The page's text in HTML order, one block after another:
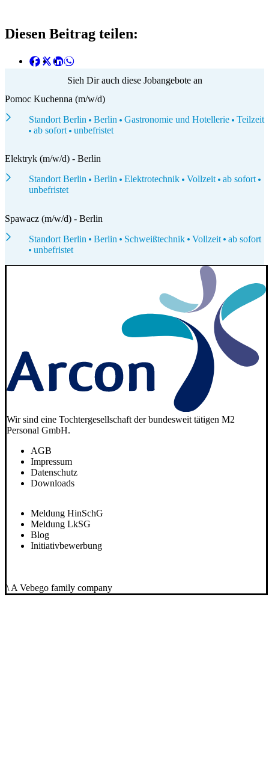
Diesen Beitrag teilen:
Sieh Dir auch diese Jobangebote an
Pomoc Kuchenna (m/w/d)
Standort Berlin
Berlin Gastronomie und Hotellerie
Teilzeit
ab sofort
unbefristet
Elektryk (m/w/d) - Berlin
Standort Berlin
Berlin Elektrotechnik Vollzeit
ab sofort
unbefristet
Spawacz (m/w/d) - Berlin
Standort Berlin
Berlin Schweißtechnik Vollzeit
ab sofort
unbefristet
Wir sind eine Tochtergesellschaft der bundesweit tätigen M2
Personal GmbH.
AGB
Impressum
Datenschutz
Downloads
Meldung HinSchG
Meldung LkSG
Blog
Initiativbewerbung
\ A Vebego family company